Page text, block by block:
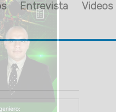
Entrevista Videos